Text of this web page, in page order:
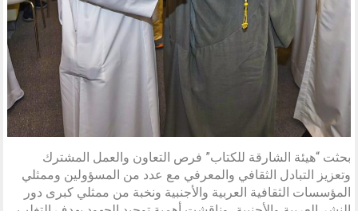
بحثت “هيئة الشارقة للكتاب” فرص التعاون والعمل المشترك
وتعزيز التبادل الثقافي والمعرفي مع عدد من المسؤولين وممثلي
المؤسسات الثقافية العربية والأجنبية ونخبة من ممثلي كبرى دور